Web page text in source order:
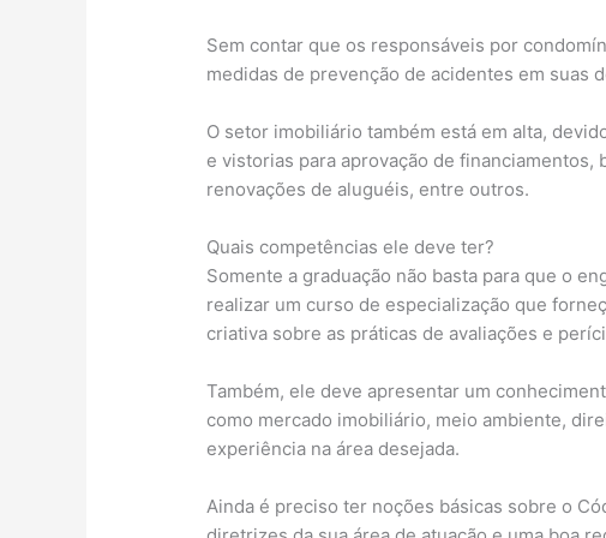
Sem contar que os responsáveis por
medidas de prevenção de acidentes em suas
O setor imobiliário também está em alta,
e vistorias para aprovação de
renovações de aluguéis, entre outros.
Quais competências ele deve ter?
Somente a graduação não basta para que o
realizar um curso de especialização que
criativa sobre as práticas de avaliações e
Também, ele deve apresentar um
como mercado imobiliário, meio ambiente,
experiência na área desejada.
Ainda é preciso ter noções básicas sobre o